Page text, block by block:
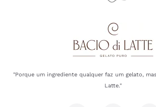
"Porque um ingrediente qualquer faz um gelato,
Latte."